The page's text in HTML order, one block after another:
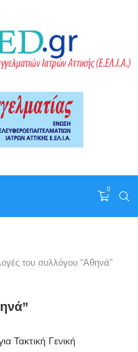
0
του συλλόγου “Αθηνά”
Τακτική Γενική